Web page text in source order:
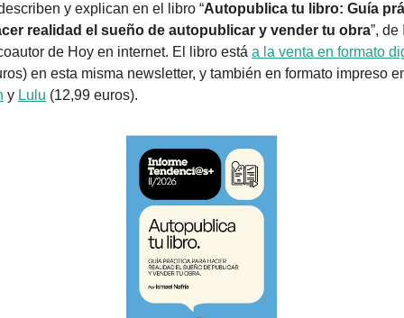
y explican en el libro “Autopublica tu libro: Guía
realidad el sueño de autopublicar y vender tu obra”, de
de Hoy en internet. El libro está a la venta en formato
y Lulu (12,99 euros).